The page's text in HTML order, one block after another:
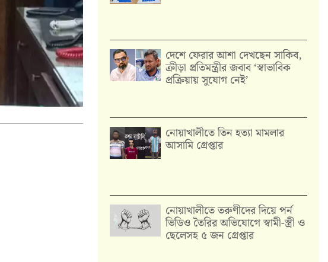
দেশে ফেরার আশা দেখছেন সাকিব,
ক্রীড়া প্রতিমন্ত্রীর জবাব ‘স্বাভাবিক
প্রক্রিয়ায় সুযোগ নেই’
নোয়াখালীতে তিন হত্যা মামলার
আসামি গ্রেপ্তার
নোয়াখালীতে তরুণীদের দিয়ে পর্ন
ভিডিও তৈরির অভিযোগে স্বামী-স্ত্রী ও
ছেলেসহ ৫ জন গ্রেপ্তার